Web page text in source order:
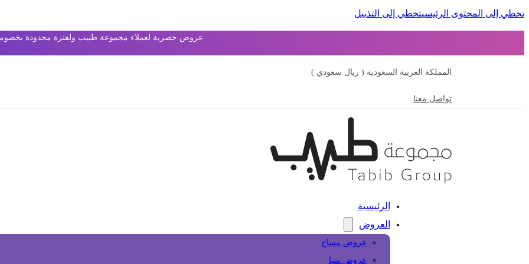
تخطي إلى المحتوى الرئيسيتخطي إلى التذييل
عروض حصرية لعملاء مجموعة طبيب ولفترة محدودة بخصومات
المملكة العربية السعودية ( ريال سعودي )
تواصل معنا
الرئيسية
العروض
عروض مساج
عروض سبا